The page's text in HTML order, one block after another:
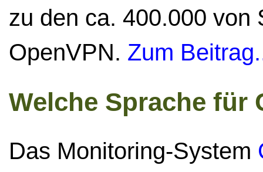
zu den ca. 400.000 von
OpenVPN. Zum
Welche Sprache für
Das Monitoring-System